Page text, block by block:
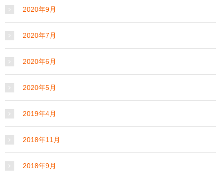
2020年9月
2020年7月
2020年6月
2020年5月
2019年4月
2018年11月
2018年9月